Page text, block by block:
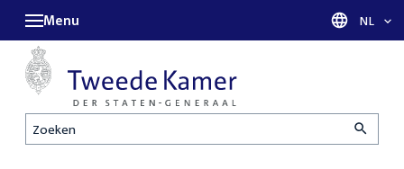
Zoeken
Menu Taal
NL